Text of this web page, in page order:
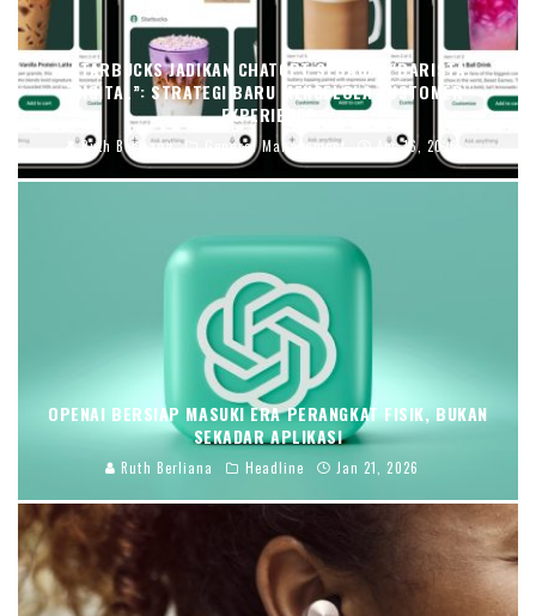
STARBUCKS JADIKAN CHATGPT SEBAGAI “BARISTA
DIGITAL”: STRATEGI BARU MENGELOLA CUSTOMER
EXPERIENCE
Ruth Berliana General Management Apr 16, 2026
OPENAI BERSIAP MASUKI ERA PERANGKAT FISIK, BUKAN
SEKADAR APLIKASI
Ruth Berliana Headline Jan 21, 2026